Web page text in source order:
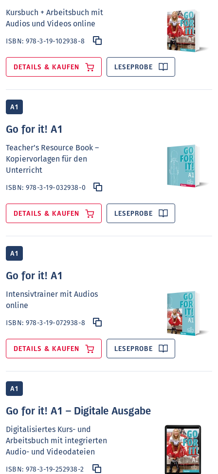
Kursbuch + Arbeitsbuch mit
Audios und Videos online
ISBN:978-3-19-102938-8
DETAILS & KAUFEN LESEPROBE
A1
Go for it! A1
Teacher’s Resource Book –
Kopiervorlagen für den
Unterricht
ISBN:978-3-19-032938-0
DETAILS & KAUFEN LESEPROBE
A1
Go for it! A1
Intensivtrainer mit Audios
online
ISBN:978-3-19-072938-8
DETAILS & KAUFEN LESEPROBE
A1
Go for it! A1 – Digitale Ausgabe
Digitalisiertes Kurs- und
Arbeitsbuch mit integrierten
Audio- und Videodateien
ISBN:978-3-19-252938-2